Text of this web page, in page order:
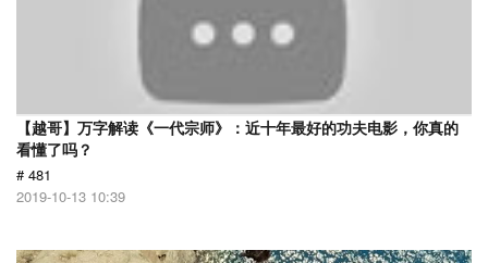
【越哥】万字解读《一代宗师》：近十年最好的功夫电影，你真的
看懂了吗？
# 481
2019-10-13 10:39